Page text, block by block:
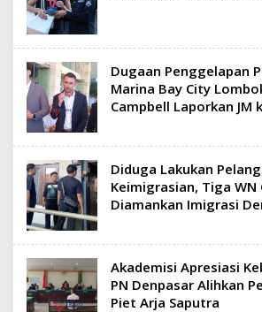
Dugaan Penggelapan
Marina Bay City
Campbell Laporkan JM
Diduga Lakukan
Keimigrasian, Tiga WN
Diamankan Imigrasi
Akademisi Apresiasi
PN Denpasar Alihkan
Piet Arja Saputra